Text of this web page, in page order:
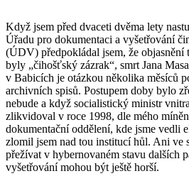
Když jsem před dvaceti dvěma lety
Úřadu pro dokumentaci a vyšetřování
(ÚDV) předpokládal jsem, že
byly „čihošťský zázrak“, smrt Jana
v Babicích je otázkou několika měsíců
archivních spisů. Postupem doby bylo
nebude a když socialistický ministr
zlikvidoval v roce 1998, dle mého
dokumentační oddělení, kde jsme vedli
zlomil jsem nad tou institucí hůl. Ani ve
přežívat v hybernovaném stavu dalších
vyšetřování mohou být ještě horší.